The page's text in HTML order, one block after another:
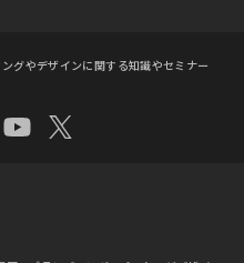
グやデザインに関する知識やセミナー